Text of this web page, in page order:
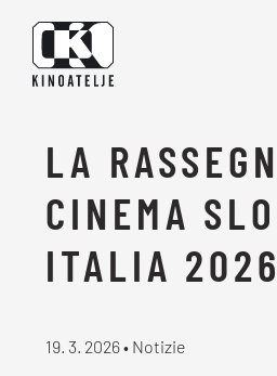
LA
CINEMA
ITALIA 2026
19. 3. 2026 • Notizie